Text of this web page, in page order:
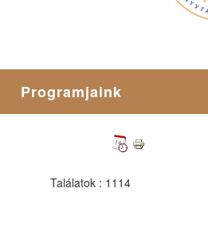
Programjaink
Találatok: 1114